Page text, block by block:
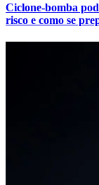
Ciclone-bomba
risco e como se